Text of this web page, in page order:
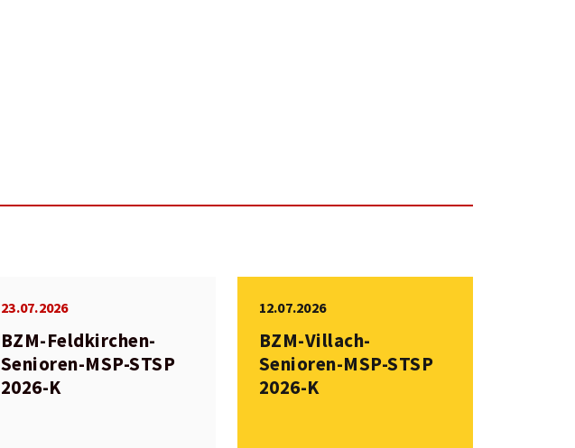
23.07.2026
BZM-Feldkirchen-
Senioren-MSP-STSP
2026-K
12.07.2026
BZM-Villach-
Senioren-MSP-STSP
2026-K